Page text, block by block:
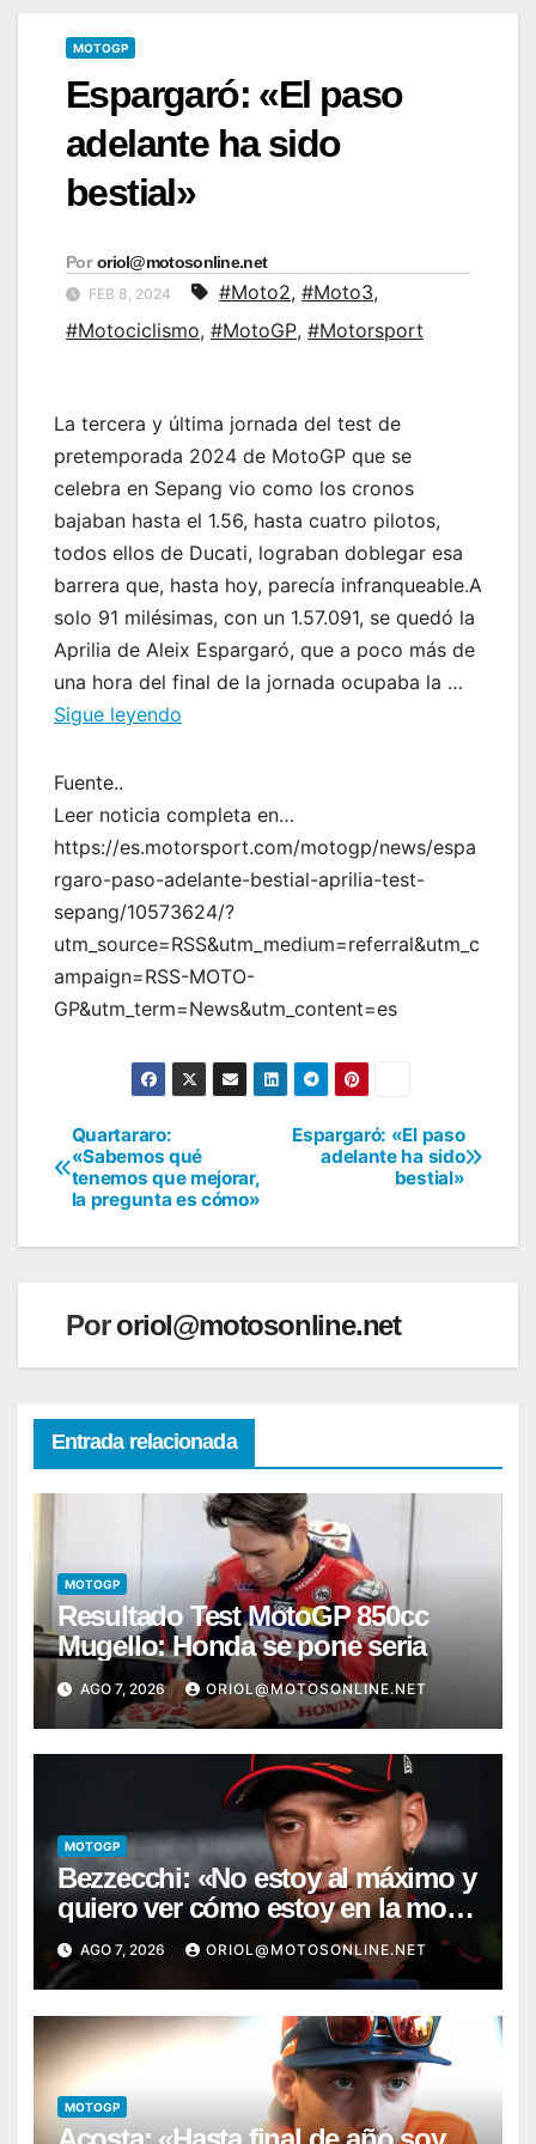
MOTOGP
Espargaró: «El paso
adelante ha sido
bestial»
Por oriol@motosonline.net
FEB 8, 2024 #Moto2, #Moto3,
#Motociclismo, #MotoGP, #Motorsport
La tercera y última jornada del test de
pretemporada 2024 de MotoGP que se
celebra en Sepang vio como los cronos
bajaban hasta el 1.56, hasta cuatro pilotos,
todos ellos de Ducati, lograban doblegar esa
barrera que, hasta hoy, parecía infranqueable.A
solo 91 milésimas, con un 1.57.091, se quedó la
Aprilia de Aleix Espargaró, que a poco más de
una hora del final de la jornada ocupaba la …
Sigue leyendo
Fuente..
Leer noticia completa en…
https://es.motorsport.com/motogp/news/espa
rgaro-paso-adelante-bestial-aprilia-test-
sepang/10573624/?
utm_source=RSS&utm_medium=referral&utm_c
ampaign=RSS-MOTO-
GP&utm_term=News&utm_content=es
Navegación
de
entradas
Espargaró: «El paso
adelante ha sido
bestial»
Quartararo:
«Sabemos qué
tenemos que mejorar,
la pregunta es cómo»
Pororiol@motosonline.net
Entrada relacionada
MOTOGP
Resultado Test MotoGP 850cc
Mugello: Honda se pone seria
AGO 7, 2026 ORIOL@MOTOSONLINE.NET
MOTOGP
Bezzecchi: «No estoy al máximo y
quiero ver cómo estoy en la moto;
desde Aragón será una guerra»
AGO 7, 2026 ORIOL@MOTOSONLINE.NET
MOTOGP